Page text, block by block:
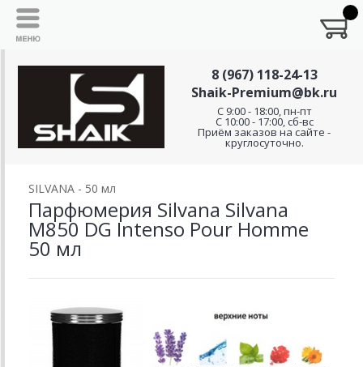
8 (967) 118-24-13
Shaik-Premium@bk.ru
C 9:00 - 18:00, пн-пт
С 10:00 - 17:00, сб-вс
Приём заказов на сайте -
круглосуточно.
SILVANA - 50 мл
Парфюмерия Silvana Silvana
M850 DG Intenso Pour Homme
50 мл